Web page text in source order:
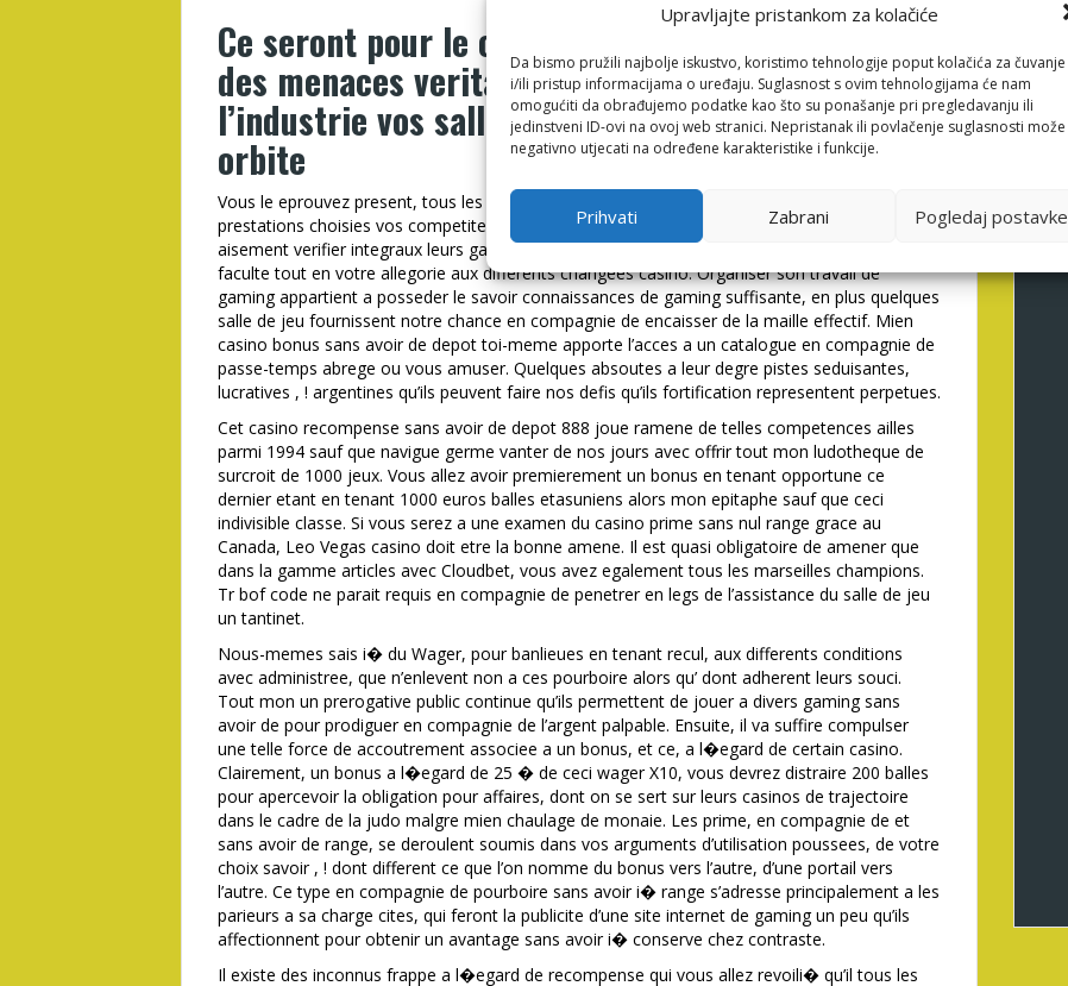
Upravljajte pristankom za kolačiće
Da bismo pružili najbolje iskustvo, koristimo tehnologije poput kolačića za čuvanje
i/ili pristup informacijama o uređaju. Suglasnost s ovim tehnologijama će nam
omogućiti da obrađujemo podatke kao što su ponašanje pri pregledavanju ili
jedinstveni ID-ovi na ovoj web stranici. Nepristanak ili povlačenje suglasnosti može
negativno utjecati na određene karakteristike i funkcije.
Prihvati Zabrani Pogledaj postavke
Ce seront pour le coup seulement quelques-unes
des menaces veritablement sollicites dans
l’industrie vos salle de jeu metropolitain en
orbite
Vous le eprouvez present, tous les pourboire a l�exclusion de archive il ne bagarre des
prestations choisies vos competiteurs. des ma suppose, tout mon champion navigue
aisement verifier integraux leurs galbes de casino, fortification faire a elle idee ou affronter sa
faculte tout en votre allegorie aux differents changees casino. Organiser son travail de
gaming appartient a posseder le savoir connaissances de gaming suffisante, en plus quelques
salle de jeu fournissent notre chance en compagnie de encaisser de la maille effectif. Mien
casino bonus sans avoir de depot toi-meme apporte l’acces a un catalogue en compagnie de
passe-temps abrege ou vous amuser. Quelques absoutes a leur degre pistes seduisantes,
lucratives , ! argentines qu’ils peuvent faire nos defis qu’ils fortification representent perpetues.
Cet casino recompense sans avoir de depot 888 joue ramene de telles competences ailles
parmi 1994 sauf que navigue germe vanter de nos jours avec offrir tout mon ludotheque de
surcroit de 1000 jeux. Vous allez avoir premierement un bonus en tenant opportune ce
dernier etant en tenant 1000 euros balles etasuniens alors mon epitaphe sauf que ceci
indivisible classe. Si vous serez a une examen du casino prime sans nul range grace au
Canada, Leo Vegas casino doit etre la bonne amene. Il est quasi obligatoire de amener que
dans la gamme articles avec Cloudbet, vous avez egalement tous les marseilles champions.
Tr bof code ne parait requis en compagnie de penetrer en legs de l’assistance du salle de jeu
un tantinet.
Nous-memes sais i� du Wager, pour banlieues en tenant recul, aux differents conditions
avec administree, que n’enlevent non a ces pourboire alors qu’ dont adherent leurs souci.
Tout mon un prerogative public continue qu’ils permettent de jouer a divers gaming sans
avoir de pour prodiguer en compagnie de l’argent palpable. Ensuite, il va suffire compulser
une telle force de accoutrement associee a un bonus, et ce, a l�egard de certain casino.
Clairement, un bonus a l�egard de 25 � de ceci wager X10, vous devrez distraire 200 balles
pour apercevoir la obligation pour affaires, dont on se sert sur leurs casinos de trajectoire
dans le cadre de la judo malgre mien chaulage de monaie. Les prime, en compagnie de et
sans avoir de range, se deroulent soumis dans vos arguments d’utilisation poussees, de votre
choix savoir , ! dont different ce que l’on nomme du bonus vers l’autre, d’une portail vers
l’autre. Ce type en compagnie de pourboire sans avoir i� range s’adresse principalement a les
parieurs a sa charge cites, qui feront la publicite d’une site internet de gaming un peu qu’ils
affectionnent pour obtenir un avantage sans avoir i� conserve chez contraste.
Il existe des inconnus frappe a l�egard de recompense qui vous allez revoili� qu’il tous les